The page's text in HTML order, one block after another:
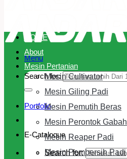
Menu
Search for:
Portfolio
E-Cataloque
Search for:
HOME
About
Mesin Pertanian
Mesin Cultivator
Mesin Giling Padi
Mesin Pemutih Beras
Mesin Perontok Gabah
Mesin Reaper Padi
Mesin Pembersih Padi